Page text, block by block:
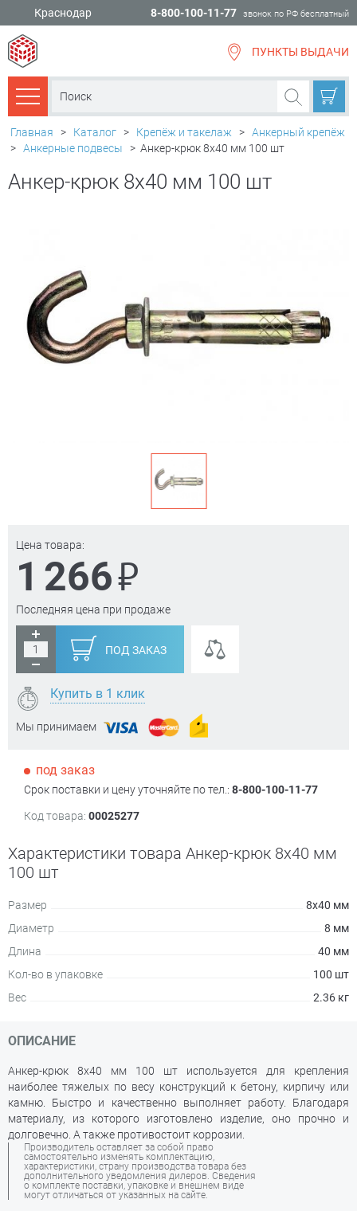
Краснодар 8-800-100-11-77 звонок по РФ бесплатный
ПУНКТЫ ВЫДАЧИ
Каталог товаров
Главная > Каталог > Крепёж и такелаж > Анкерный крепёж
> Анкерные подвесы > Анкер-крюк 8х40 мм 100 шт
Анкер-крюк 8х40 мм 100 шт
Цена товара:
1 266₽
Последняя цена при продаже
ПОД ЗАКАЗ
Купить в 1 клик
Мы принимаем
под заказ
Срок поставки и цену уточняйте по тел.: 8-800-100-11-77
Код товара: 00025277
Характеристики товара Анкер-крюк 8х40 мм
100 шт
Размер
8х40 мм
Диаметр
8 мм
Длина
40 мм
Кол-во в упаковке
100 шт
Вес
2.36 кг
ОПИСАНИЕ
Анкер-крюк 8х40 мм 100 шт используется для крепления
наиболее тяжелых по весу конструкций к бетону, кирпичу или
камню. Быстро и качественно выполняет работу. Благодаря
материалу, из которого изготовлено изделие, оно прочно и
долговечно. А также противостоит коррозии.
Производитель оставляет за собой право
самостоятельно изменять комплектацию,
характеристики, страну производства товара без
дополнительного уведомления дилеров. Сведения
о комплекте поставки, упаковке и внешнем виде
могут отличаться от указанных на сайте.